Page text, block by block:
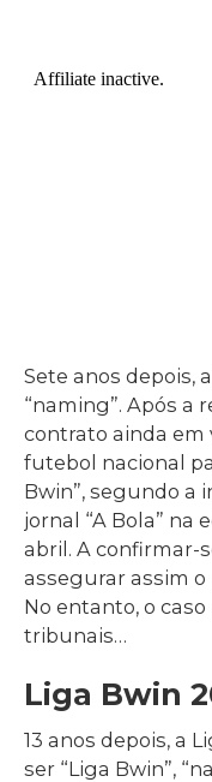
Sete anos depois,
“naming”. Após a
contrato ainda em
futebol nacional
Bwin”, segundo a
jornal “A Bola” na
abril. A confirmar-
assegurar assim
No entanto, o
tribunais…
Liga Bwin
13 anos depois, a
ser “Liga Bwin”,